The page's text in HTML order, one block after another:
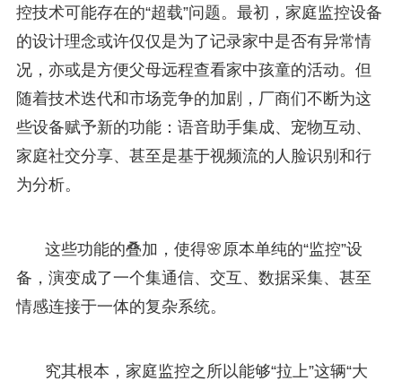
控技术可能存在的“超载”问题。最初，家庭监控设备
的设计理念或许仅仅是为了记录家中是否有异常情
况，亦或是方便父母远程查看家中孩童的活动。但
随着技术迭代和市场竞争的加剧，厂商们不断为这
些设备赋予新的功能：语音助手集成、宠物互动、
家庭社交分享、甚至是基于视频流的人脸识别和行
为分析。
这些功能的叠加，使得🌸原本单纯的“监控”设
备，演变成了一个集通信、交互、数据采集、甚至
情感连接于一体的复杂系统。
究其根本，家庭监控之所以能够“拉上”这辆“大